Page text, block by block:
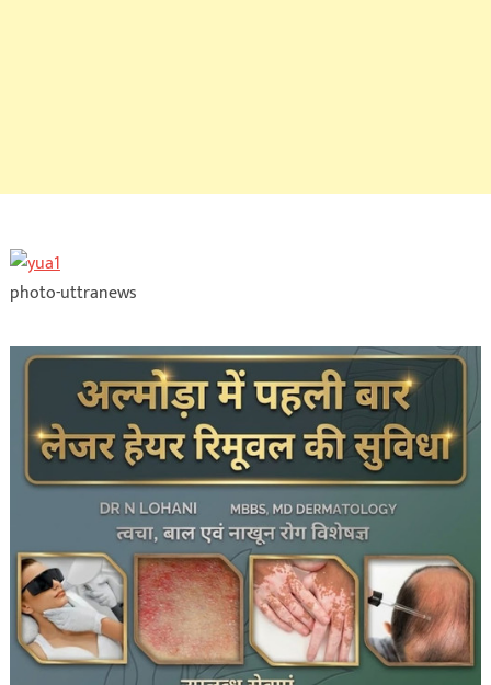
photo-uttranews